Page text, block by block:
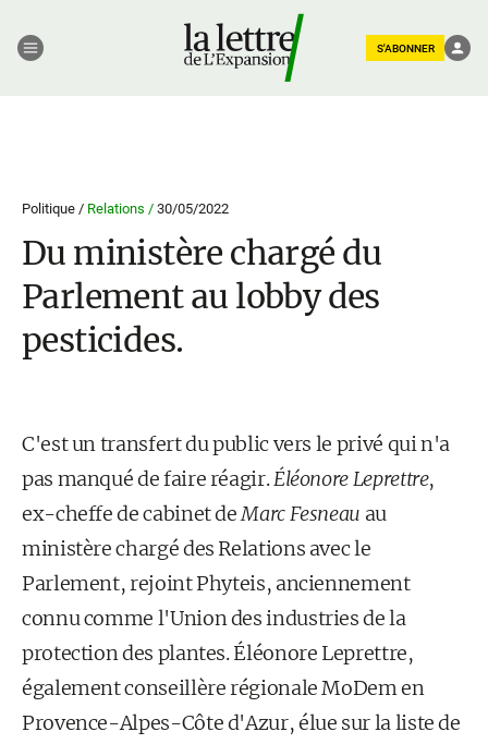
S'ABONNER
Politique / Relations / 30/05/2022
Du ministère chargé du
Parlement au lobby des
pesticides.
C'est un transfert du public vers le privé qui n'a
pas manqué de faire réagir.Éléonore Leprettre,
ex-cheffe de cabinet deMarc Fesneau au
ministère chargé des Relations avec le
Parlement, rejoint Phyteis, anciennement
connu comme l'Union des industries de la
protection des plantes. Éléonore Leprettre,
également conseillère régionale MoDem en
Provence-Alpes-Côte d'Azur, élue sur la liste de